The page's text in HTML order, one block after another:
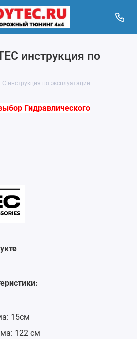
инструкция по
инструкция по эксплуатации
Гидравлического
15см
122 см